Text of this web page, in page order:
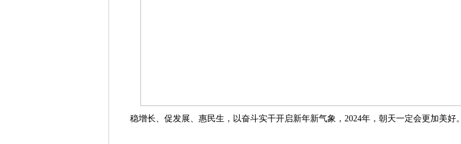
稳增长、促发展、惠民生，以奋斗实干开启新年新气象，2024年，朝天一定会更加美好。